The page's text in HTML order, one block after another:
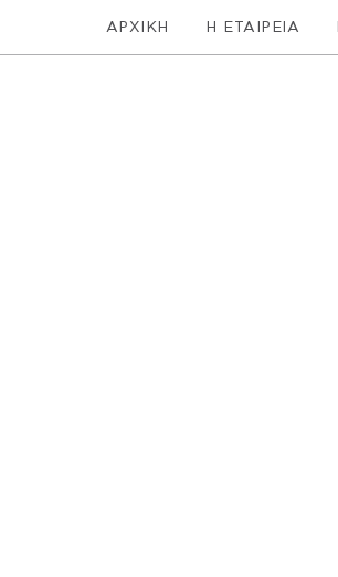
ΑΡΧΙΚΗ Η ΕΤΑΙΡΕΙΑ